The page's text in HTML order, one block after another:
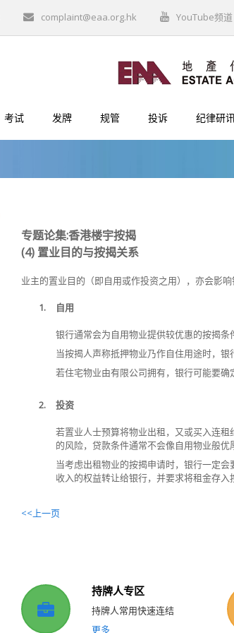
complaint@eaa.org.hk YouTube频道
考试 发牌 规管 投诉 纪律研
专题论集:香港楼宇按揭
(4) 置业目的与按揭关系
业主的置业目的（即自用或作投资之用），亦会影
1. 自用
银行通常会为自用物业提供较优惠的按揭条
当按揭人声称抵押物业乃作自住用途时，
若住宅物业由有限公司拥有，银行可能要确
2. 投资
若置业人士预算将物业出租，又或买入连
的风险，贷款条件通常不会像自用物业般优
当考虑出租物业的按揭申请时，银行一定
收入的权益转让给银行，并要求将租金存
<<上一页
持牌人专区
持牌人常用快速连结
更多